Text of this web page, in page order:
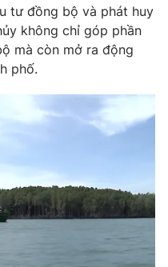
tư đồng bộ và phát huy
không chỉ góp phần
mà còn mở ra động
phố.